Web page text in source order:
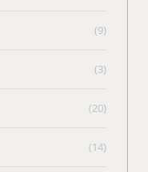
(9)
(3)
(20)
(14)